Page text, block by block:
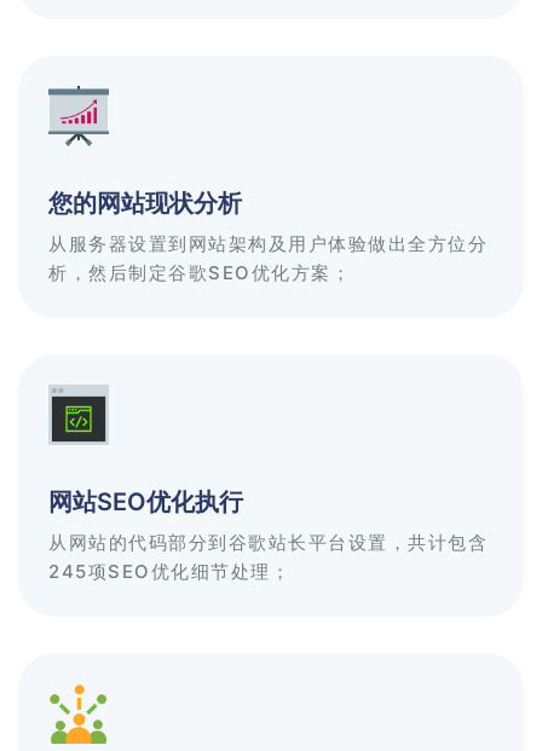
您的网站现状分析
从服务器设置到网站架构及用户体验做出全方位分
析，然后制定谷歌SEO优化方案；
网站SEO优化执行
从网站的代码部分到谷歌站长平台设置，共计包含
245项SEO优化细节处理；